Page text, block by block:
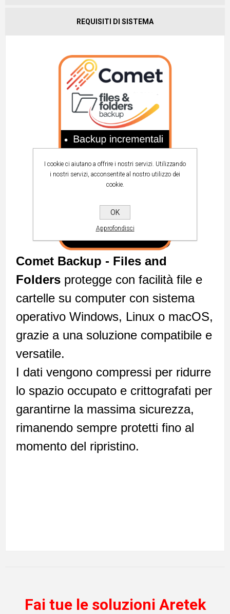
REQUISITI DI SISTEMA
Comet Backup - Files and
Folders protegge con facilità file e
cartelle su computer con sistema
operativo Windows, Linux o macOS,
grazie a una soluzione compatibile e
versatile.
I dati vengono compressi per ridurre
lo spazio occupato e crittografati per
garantirne la massima sicurezza,
rimanendo sempre protetti fino al
momento del ripristino.
Fai tue le soluzioni Aretek
I cookie ci aiutano a offrire i nostri servizi. Utilizzando
i nostri servizi, acconsentite al nostro utilizzo dei
cookie.
OK
Approfondisci